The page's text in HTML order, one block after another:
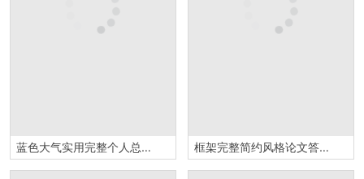
蓝色大气实用完整个人总结述职报告PPT模板 框架完整简约风格论文答辩论文提纲格式PPT模板